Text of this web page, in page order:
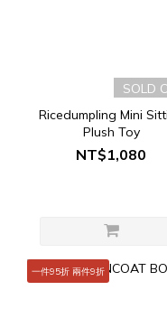
SOLD
Ricedumpling Mini
Plush Toy
NT$1,080
一件95折 兩件9折